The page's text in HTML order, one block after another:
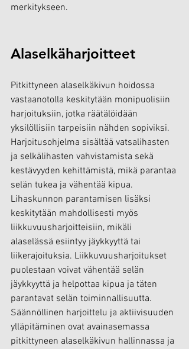
merkitykseen.
Alaselkäharjoitteet
Pitkittyneen alaselkäkivun hoidossa
vastaanotolla keskitytään monipuolisiin
harjoituksiin, jotka räätälöidään
yksilöllisiin tarpeisiin nähden sopiviksi.
Harjoitusohjelma sisältää vatsalihasten
ja selkälihasten vahvistamista sekä
kestävyyden kehittämistä, mikä parantaa
selän tukea ja vähentää kipua.
Lihaskunnon parantamisen lisäksi
keskitytään mahdollisesti myös
liikkuvuusharjoitteisiin, mikäli
alaselässä esiintyy jäykkyyttä tai
liikerajoituksia. Liikkuvuusharjoitukset
puolestaan voivat vähentää selän
jäykkyyttä ja helpottaa kipua ja täten
parantavat selän toiminnallisuutta.
Säännöllinen harjoittelu ja aktiivisuuden
ylläpitäminen ovat avainasemassa
pitkittyneen alaselkäkivun hallinnassa ja